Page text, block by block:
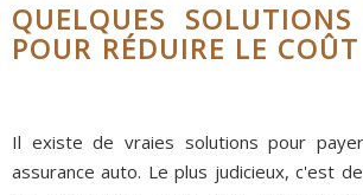
QUELQUES SOLUTIONS
POUR RÉDUIRE LE COÛT
Il existe de vraies solutions pour
assurance auto. Le plus judicieux, c'est